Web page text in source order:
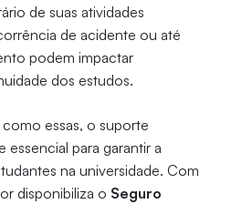
de suas atividades
de acidente ou até
podem impactar
dos estudos.
essas, o suporte
para garantir a
na universidade. Com
disponibiliza o Seguro